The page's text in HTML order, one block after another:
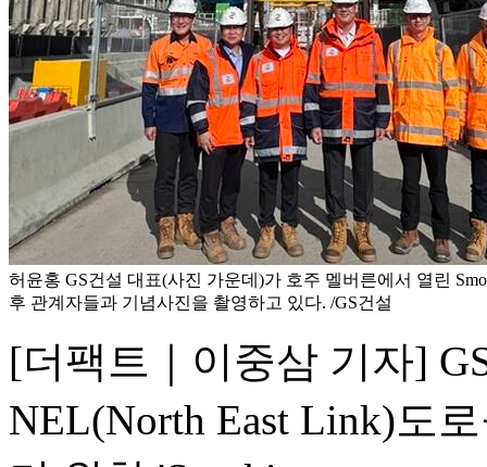
허윤홍 GS건설 대표(사진 가운데)가 호주 멜버른에서 열린
후 관계자들과 기념사진을 촬영하고 있다. /GS건설
[더팩트｜이중삼 기자]
NEL(North East Link)도